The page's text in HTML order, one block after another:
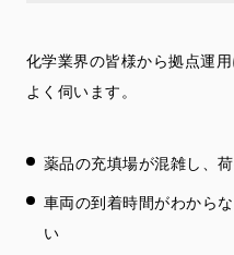
化学業界の皆様から拠点運
よく伺います。
薬品の充填場が混雑し、
車両の到着時間がわから
い